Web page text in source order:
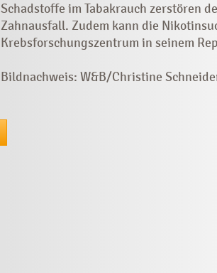
Schadstoffe im Tabakrauch zerstören
Zahnausfall. Zudem kann die
Krebsforschungszentrum in seinem
Bildnachweis: W&B/Christine